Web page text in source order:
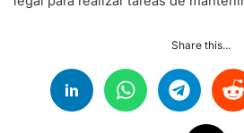
Share this...